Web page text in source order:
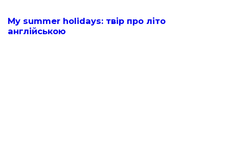
My summer holidays: твір про літо
англійською